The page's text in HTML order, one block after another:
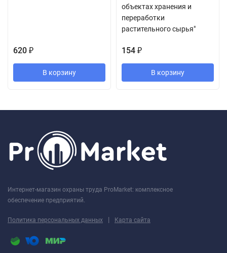
620 ₽
В корзину
объектах хранения и
переработки
растительного сырья"
154 ₽
В корзину
Интернет-магазин охраны труда ProMarket: комплексное
обеспечение предприятий.
Политика персональных данных | Карта сайта